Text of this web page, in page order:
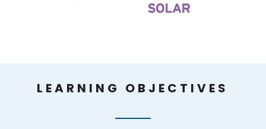
LEARNING OBJECTIVES